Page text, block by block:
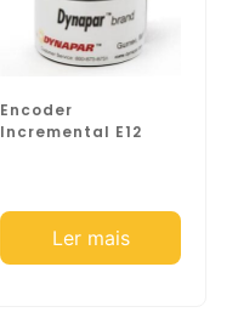
Encoder
Incremental E12
Ler mais